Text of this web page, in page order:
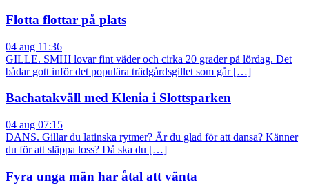
Flotta flottar på plats
04 aug 11:36
GILLE. SMHI lovar fint väder och cirka 20 grader på lördag. Det
bådar gott inför det populära trädgårdsgillet som går […]
Bachatakväll med Klenia i Slottsparken
04 aug 07:15
DANS. Gillar du latinska rytmer? Är du glad för att dansa? Känner
du för att släppa loss? Då ska du […]
Fyra unga män har åtal att vänta